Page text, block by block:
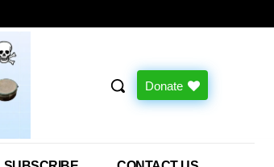
Donate